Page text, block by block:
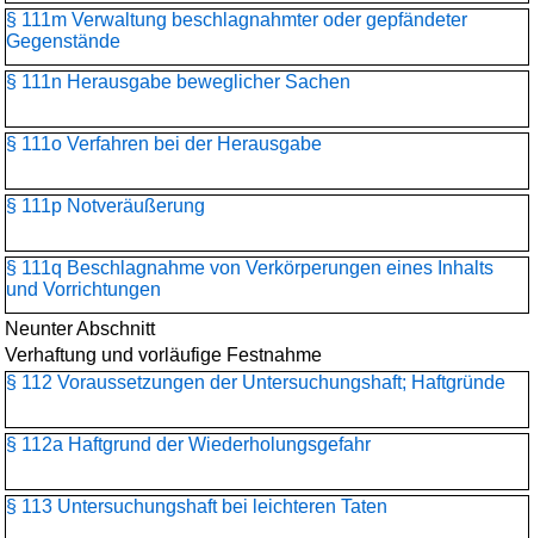
§ 111m Verwaltung beschlagnahmter oder gepfändeter
Gegenstände
§ 111n Herausgabe beweglicher Sachen
§ 111o Verfahren bei der Herausgabe
§ 111p Notveräußerung
§ 111q Beschlagnahme von Verkörperungen eines Inhalts
und Vorrichtungen
Neunter Abschnitt
Verhaftung und vorläufige Festnahme
§ 112 Voraussetzungen der Untersuchungshaft; Haftgründe
§ 112a Haftgrund der Wiederholungsgefahr
§ 113 Untersuchungshaft bei leichteren Taten